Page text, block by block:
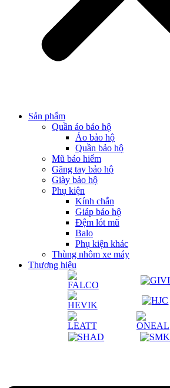
Sản phẩm
Quần áo bảo hộ
Áo bảo hộ
Quần bảo hộ
Mũ bảo hiểm
Găng tay bảo hộ
Giày bảo hộ
Phụ kiện
Kính chắn
Giáp bảo hộ
Đệm lót mũ
Balo
Phụ kiện khác
Thùng nhôm xe máy
Thương hiệu